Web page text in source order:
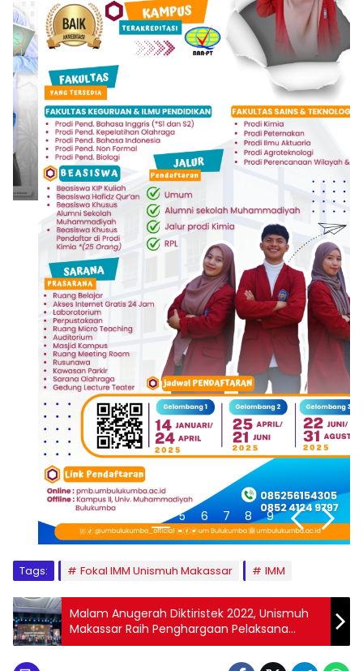
2 5 6 7 8 9
Tags: Fokal IMM Unismuh Makassar IMM
Malam Anugerah Diktiristek 2022, Unismuh
Makassar Raih Penghargaan Pelaksana
Wirausaha Merdeka dengan Kepatuhan